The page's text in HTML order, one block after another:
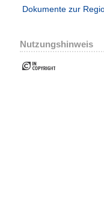
Dokumente zur
Nutzungshinweis